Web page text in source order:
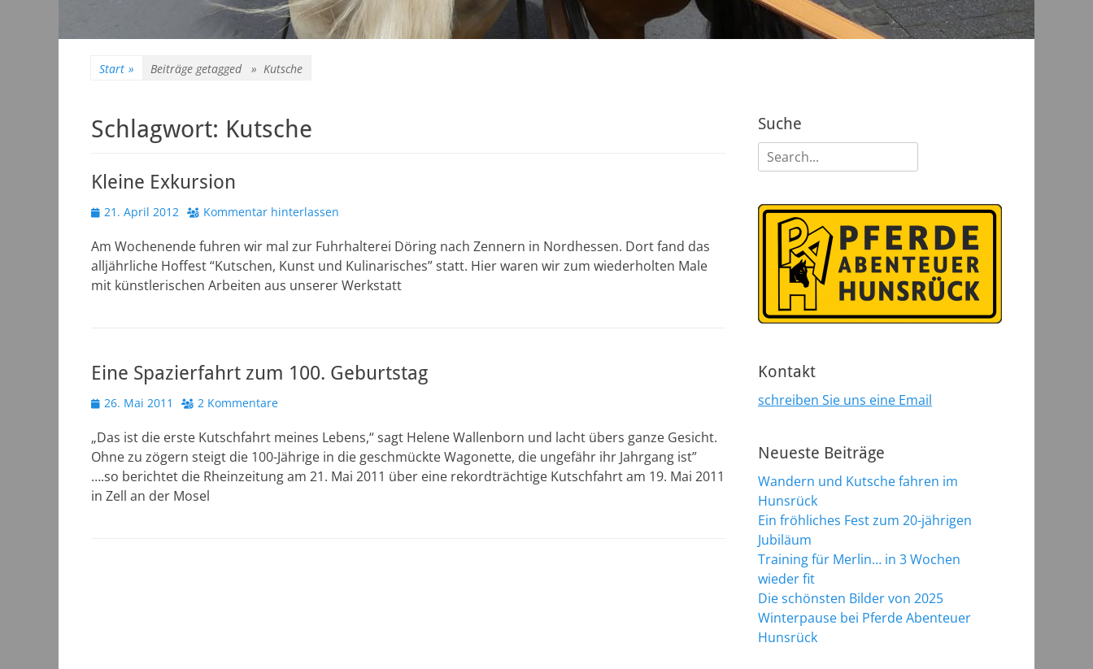
Start » Beiträge getagged » Kutsche
Schlagwort: Kutsche
Kleine Exkursion
Veröffentlicht
21. April 2012 Kommentar hinterlassen
Am Wochenende fuhren wir mal zur Fuhrhalterei Döring nach Zennern in Nordhessen. Dort fand das
alljährliche Hoffest “Kutschen, Kunst und Kulinarisches” statt. Hier waren wir zum wiederholten Male
mit künstlerischen Arbeiten aus unserer Werkstatt
Eine Spazierfahrt zum 100. Geburtstag
Veröffentlicht
26. Mai 2011 2 Kommentare
„Das ist die erste Kutschfahrt meines Lebens,“ sagt Helene Wallenborn und lacht übers ganze Gesicht.
Ohne zu zögern steigt die 100-Jährige in die geschmückte Wagonette, die ungefähr ihr Jahrgang ist”
….so berichtet die Rheinzeitung am 21. Mai 2011 über eine rekordträchtige Kutschfahrt am 19. Mai 2011
in Zell an der Mosel
Suche
Suchen
nach:
Kontakt
schreiben Sie uns eine Email
Neueste Beiträge
Wandern und Kutsche fahren im
Hunsrück
Ein fröhliches Fest zum 20-jährigen
Jubiläum
Training für Merlin… in 3 Wochen
wieder fit
Die schönsten Bilder von 2025
Winterpause bei Pferde Abenteuer
Hunsrück